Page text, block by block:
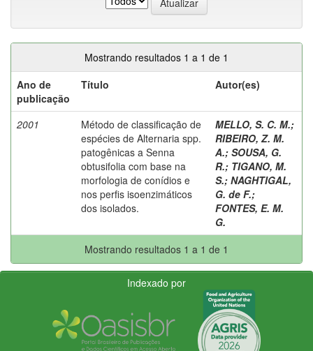
Mostrando resultados 1 a 1 de 1
Ano de
publicação
Título Autor(es)
2001
Método de classificação de
espécies de Alternaria spp.
patogênicas a Senna
obtusifolia com base na
morfologia de conídios e
nos perfis isoenzimáticos
dos isolados.
MELLO, S. C. M.;
RIBEIRO, Z. M.
A.; SOUSA, G.
R.; TIGANO, M.
S.; NAGHTIGAL,
G. de F.;
FONTES, E. M.
G.
Mostrando resultados 1 a 1 de 1
Indexado por